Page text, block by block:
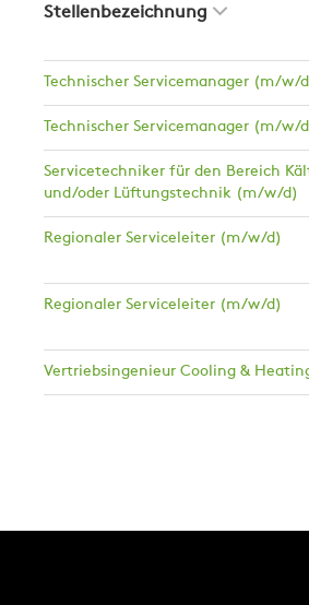
Stellenbezeichnung
Technischer Servicemanager (m/w/
Technischer Servicemanager (m/w/
Servicetechniker für den Bereich
und/oder Lüftungstechnik (m/w/d)
Regionaler Serviceleiter (m/w/d)
Regionaler Serviceleiter (m/w/d)
Vertriebsingenieur Cooling &